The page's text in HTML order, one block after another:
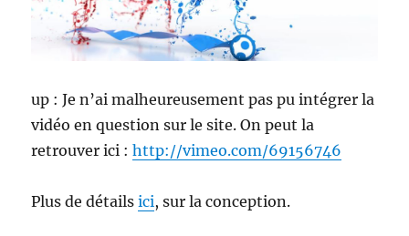
up : Je n’ai malheureusement pas pu intégrer la
vidéo en question sur le site. On peut la
retrouver ici :http://vimeo.com/69156746
Plus de détailsici, sur la conception.